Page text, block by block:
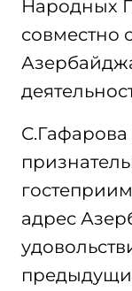
Народных
совместно
адрес